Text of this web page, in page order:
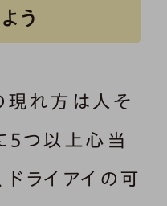
う
現れ方は人そ
5つ以上心当
ライアイの可